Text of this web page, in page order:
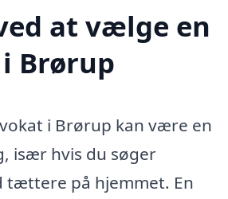
at vælge en
Brørup
i Brørup kan være en
især hvis du søger
tættere på hjemmet. En